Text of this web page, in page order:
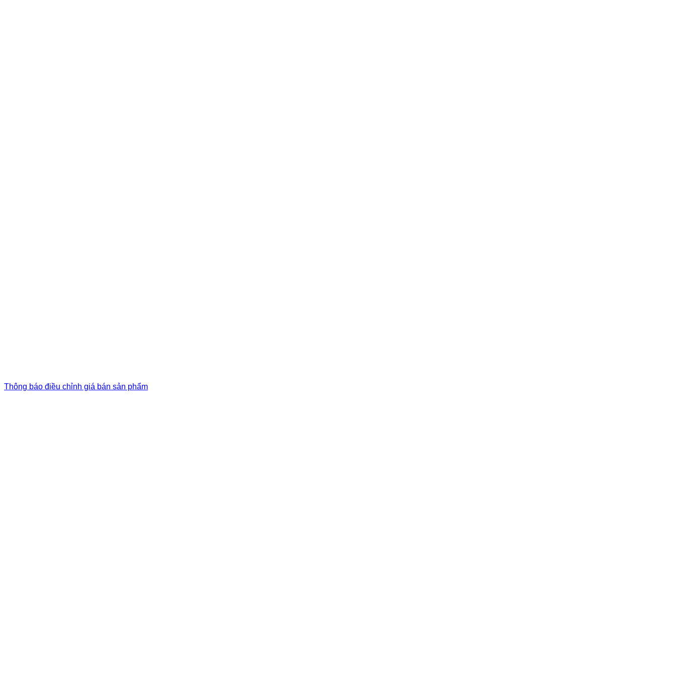
Thông báo điều chỉnh giá bán sản phẩm